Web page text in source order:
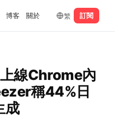
博客 關於 繁 訂閱
線Chrome內
稱44%日
成